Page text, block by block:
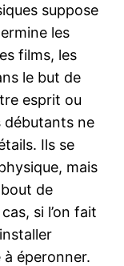
suppose
les
films, les
le but de
esprit ou
débutants ne
Ils se
mais
de
si l’on fait
éperonner.